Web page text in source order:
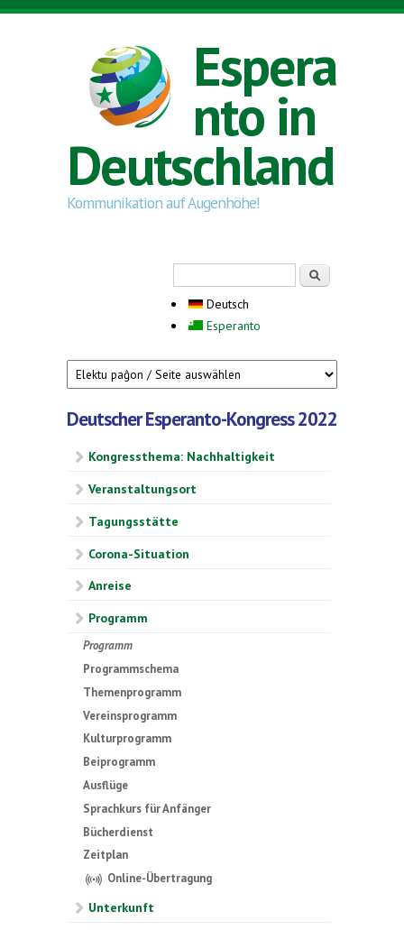
Direkt zum Inhalt
Espera
nto in
Deutschland
Kommunikation auf Augenhöhe!
Deutsch
Esperanto
Deutscher Esperanto-Kongress 2022
Kongressthema: Nachhaltigkeit
Veranstaltungsort
Tagungsstätte
Corona-Situation
Anreise
Programm
Programm
Programmschema
Themenprogramm
Vereinsprogramm
Kulturprogramm
Beiprogramm
Ausflüge
Sprachkurs für Anfänger
Bücherdienst
Zeitplan
Online-Übertragung
Unterkunft